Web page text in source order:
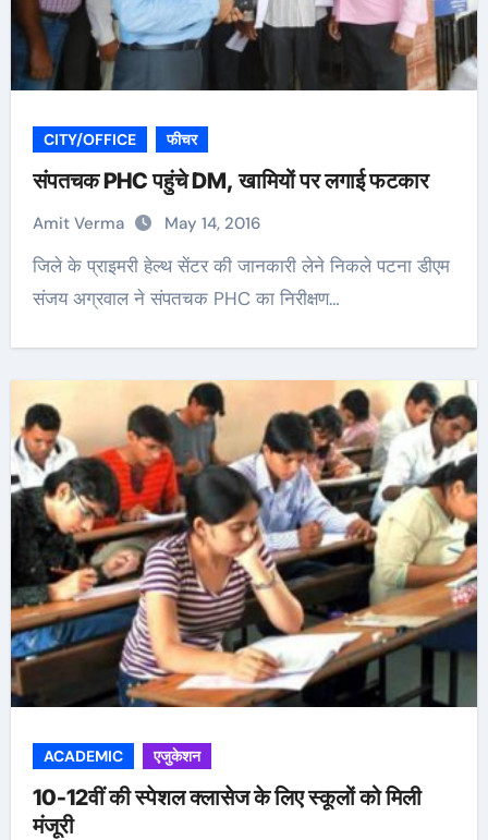
CITY/OFFICE फीचर
संपतचक PHC पहुंचे DM, खामियों पर लगाई फटकार
Amit Verma May 14, 2016
जिले के प्राइमरी हेल्थ सेंटर की जानकारी लेने निकले पटना डीएम
संजय अग्रवाल ने संपतचक PHC का निरीक्षण…
ACADEMIC एजुकेशन
10-12वीं की स्पेशल क्लासेज के लिए स्कूलों को मिली
मंजूरी